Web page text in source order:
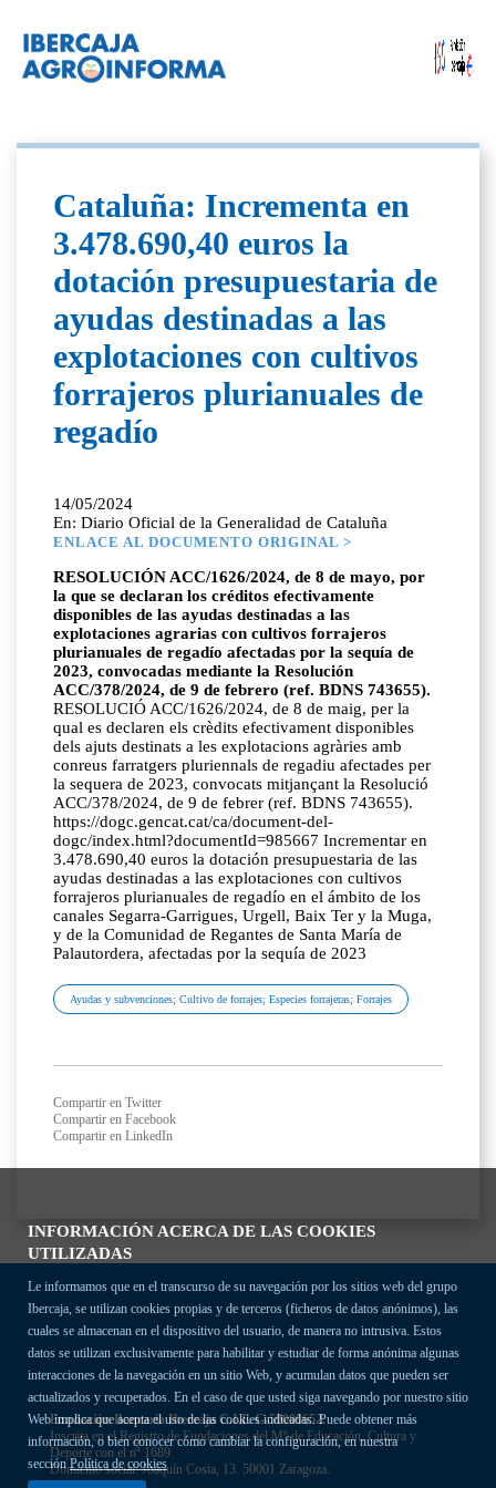
INFORMACIÓN ACERCA DE LAS COOKIES
UTILIZADAS
Le informamos que en el transcurso de su navegación por los sitios web del grupo
Ibercaja, se utilizan cookies propias y de terceros (ficheros de datos anónimos), las
cuales se almacenan en el dispositivo del usuario, de manera no intrusiva. Estos
datos se utilizan exclusivamente para habilitar y estudiar de forma anónima algunas
interacciones de la navegación en un sitio Web, y acumulan datos que pueden ser
actualizados y recuperados. En el caso de que usted siga navegando por nuestro sitio
Web implica que acepta el uso de las cookies indicadas. Puede obtener más
información, o bien conocer cómo cambiar la configuración, en nuestra
secciónPolítica de cookies
Cataluña: Incrementa en
3.478.690,40 euros la
dotación presupuestaria de
ayudas destinadas a las
explotaciones con cultivos
forrajeros plurianuales de
regadío
14/05/2024
En: Diario Oficial de la Generalidad de Cataluña
ENLACE AL DOCUMENTO ORIGINAL >
RESOLUCIÓN ACC/1626/2024, de 8 de mayo, por
la que se declaran los créditos efectivamente
disponibles de las ayudas destinadas a las
explotaciones agrarias con cultivos forrajeros
plurianuales de regadío afectadas por la sequía de
2023, convocadas mediante la Resolución
ACC/378/2024, de 9 de febrero (ref. BDNS 743655).
RESOLUCIÓ ACC/1626/2024, de 8 de maig, per la
qual es declaren els crèdits efectivament disponibles
dels ajuts destinats a les explotacions agràries amb
conreus farratgers pluriennals de regadiu afectades per
la sequera de 2023, convocats mitjançant la Resolució
ACC/378/2024, de 9 de febrer (ref. BDNS 743655).
https://dogc.gencat.cat/ca/document-del-
dogc/index.html?documentId=985667 Incrementar en
3.478.690,40 euros la dotación presupuestaria de las
ayudas destinadas a las explotaciones con cultivos
forrajeros plurianuales de regadío en el ámbito de los
canales Segarra-Garrigues, Urgell, Baix Ter y la Muga,
y de la Comunidad de Regantes de Santa María de
Palautordera, afectadas por la sequía de 2023
Ayudas y subvenciones; Cultivo de forrajes; Especies forrajeras; Forrajes
Compartir en Twitter
Compartir en Facebook
Compartir en LinkedIn
Fundación Bancaria Ibercaja C.I.F. G-50000652.
Inscrita en el Registro de Fundaciones del Mº de Educación, Cultura y
Deporte con el nº 1689.
Domicilio social: Joaquín Costa, 13. 50001 Zaragoza.